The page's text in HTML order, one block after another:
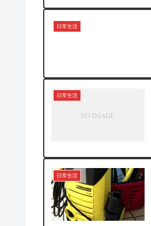
日常生活
日常生活
日常生活